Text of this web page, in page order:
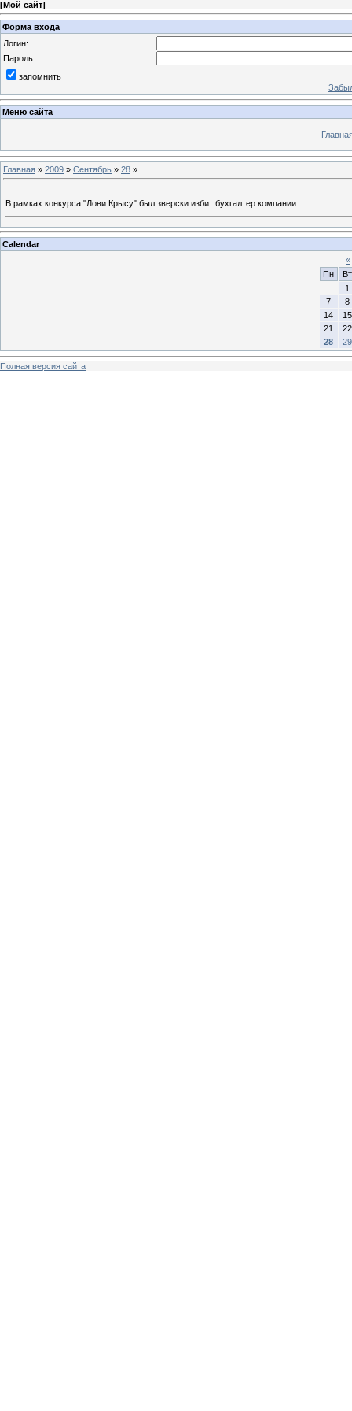
[Мой сайт]
Форма входа
Логин:
Пароль:
запомнить
Меню сайта
Главная » 2009 » Сентябрь » 28 »
В рамках конкурса "Лови Крысу" был зверски избит бухгалтер компании.
Calendar
«
Пн
Вт
1
7
8
14
15
21
22
28
29
Полная версия сайта